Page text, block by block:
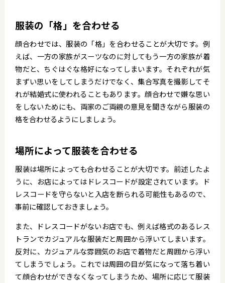
服装の「格」を合わせる
顔合わせでは、服装の「格」を合わせることが大切です。例
えば、一方の家族がスーツなのに対してもう一方の家族が着
物だと、ちぐはぐな格好になってしまいます。それぞれが気
まずい思いをしてしまうだけでなく、集合写真を撮影してそ
れが結婚式に使われることもあります。顔合わせで嫌な思い
をしないためにも、両家のご両親の意見を聞きながら服装の
格を合わせるようにしましょう。
場所によって服装を合わせる
服装は場所によっても合わせることが大切です。前述したよ
うに、お店によってはドレスコードが設定されています。ド
レスコードを守らないと入店を断られる可能性もあるので、
事前に確認しておきましょう。
また、ドレスコードがないお店でも、例えば格式のあるレス
トランでカジュアルな服装だと周囲から浮いてしまいます。
反対に、カジュアルな雰囲気のお店で着物だと周囲から浮い
てしまうでしょう。これでは周囲の目が気になって落ち着い
て顔合わせができなくなってしまうため、場所に応じて服装